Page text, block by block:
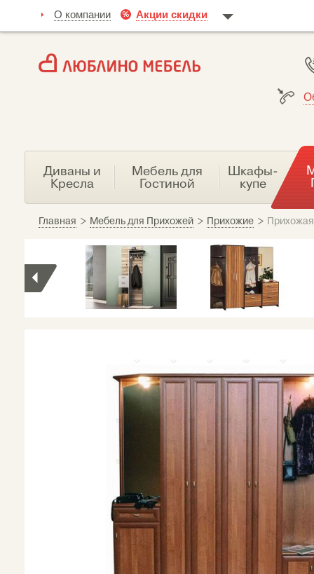
О компании Акции скидки
Диваны и
Кресла
Мебель для
Гостиной
Шкафы-
купе
Главная > Мебель для Прихожей > Прихожие >